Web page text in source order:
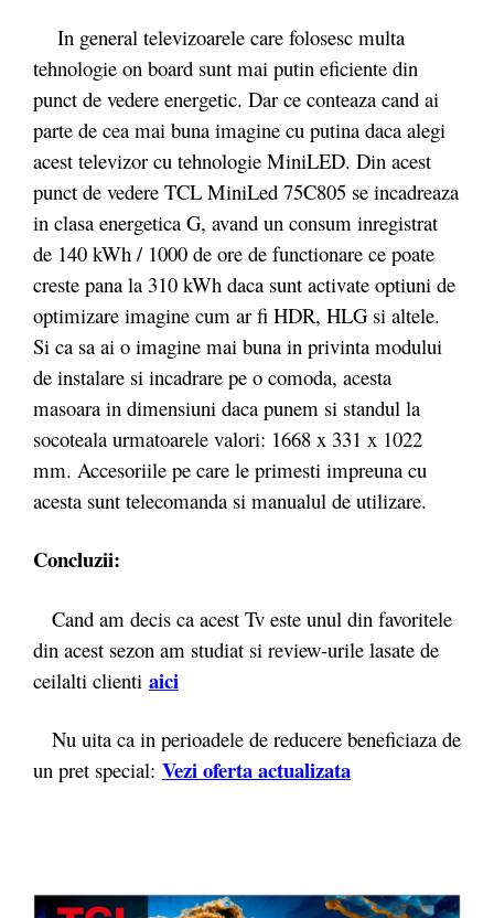
In general televizoarele care folosesc multa
tehnologie on board sunt mai putin eficiente din
punct de vedere energetic. Dar ce conteaza cand ai
parte de cea mai buna imagine cu putina daca alegi
acest televizor cu tehnologie MiniLED. Din acest
punct de vedere TCL MiniLed 75C805 se incadreaza
in clasa energetica G, avand un consum inregistrat
de 140 kWh / 1000 de ore de functionare ce poate
creste pana la 310 kWh daca sunt activate optiuni de
optimizare imagine cum ar fi HDR, HLG si altele.
Si ca sa ai o imagine mai buna in privinta modului
de instalare si incadrare pe o comoda, acesta
masoara in dimensiuni daca punem si standul la
socoteala urmatoarele valori: 1668 x 331 x 1022
mm. Accesoriile pe care le primesti impreuna cu
acesta sunt telecomanda si manualul de utilizare.
Concluzii:
Cand am decis ca acest Tv este unul din favoritele
din acest sezon am studiat si review-urile lasate de
ceilalti clienti aici
Nu uita ca in perioadele de reducere beneficiaza de
un pret special: Vezi oferta actualizata